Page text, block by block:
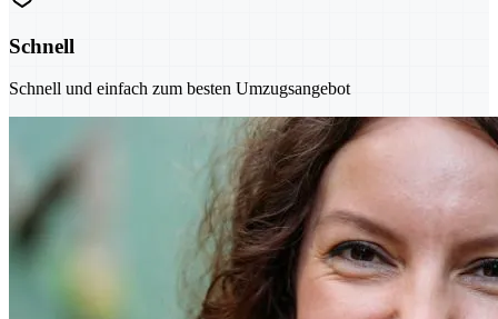
Schnell
Schnell und einfach zum besten Umzugsangebot